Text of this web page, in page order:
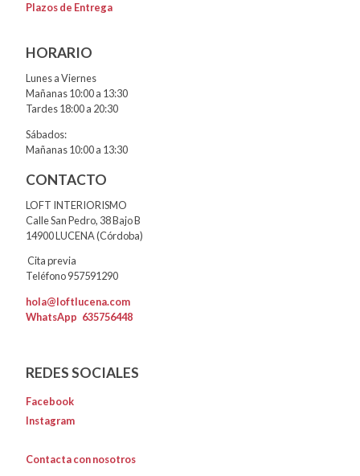
Plazos de Entrega
HORARIO
Lunes a Viernes
Mañanas 10:00 a 13:30
Tardes 18:00 a 20:30
Sábados:
Mañanas 10:00 a 13:30
CONTACTO
LOFT INTERIORISMO
Calle San Pedro, 38 Bajo B
14900 LUCENA (Córdoba)
Cita previa
Teléfono 957591290
hola@loftlucena.com
WhatsApp 635756448
REDES SOCIALES
Facebook
Instagram
Contacta con nosotros